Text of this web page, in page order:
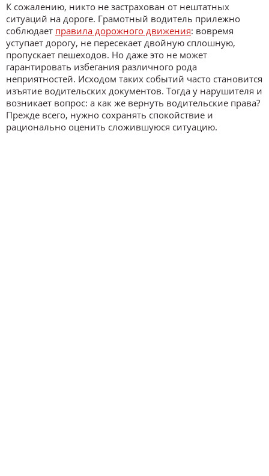
К сожалению, никто не застрахован от нештатных
ситуаций на дороге. Грамотный водитель прилежно
соблюдает правила дорожного движения: вовремя
уступает дорогу, не пересекает двойную сплошную,
пропускает пешеходов. Но даже это не может
гарантировать избегания различного рода
неприятностей. Исходом таких событий часто становится
изъятие водительских документов. Тогда у нарушителя и
возникает вопрос: а как же вернуть водительские права?
Прежде всего, нужно сохранять спокойствие и
рационально оценить сложившуюся ситуацию.